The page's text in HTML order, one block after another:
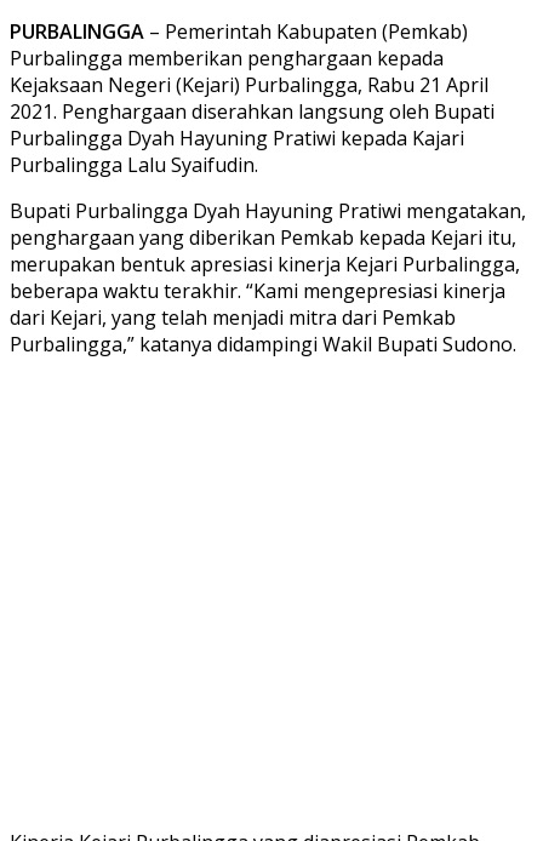
PURBALINGGA – Pemerintah Kabupaten (Pemkab)
Purbalingga memberikan penghargaan kepada
Kejaksaan Negeri (Kejari) Purbalingga, Rabu 21 April
2021. Penghargaan diserahkan langsung oleh Bupati
Purbalingga Dyah Hayuning Pratiwi kepada Kajari
Purbalingga Lalu Syaifudin.
Bupati Purbalingga Dyah Hayuning Pratiwi mengatakan,
penghargaan yang diberikan Pemkab kepada Kejari itu,
merupakan bentuk apresiasi kinerja Kejari Purbalingga,
beberapa waktu terakhir. “Kami mengepresiasi kinerja
dari Kejari, yang telah menjadi mitra dari Pemkab
Purbalingga,” katanya didampingi Wakil Bupati Sudono.